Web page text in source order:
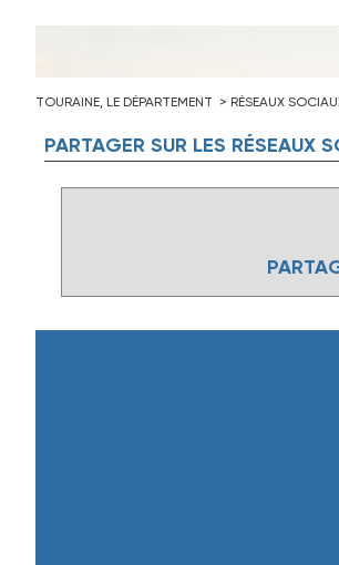
TOURAINE, LE DÉPARTEMENT RÉSEAUX
PARTAGER SUR LES RÉSEAUX